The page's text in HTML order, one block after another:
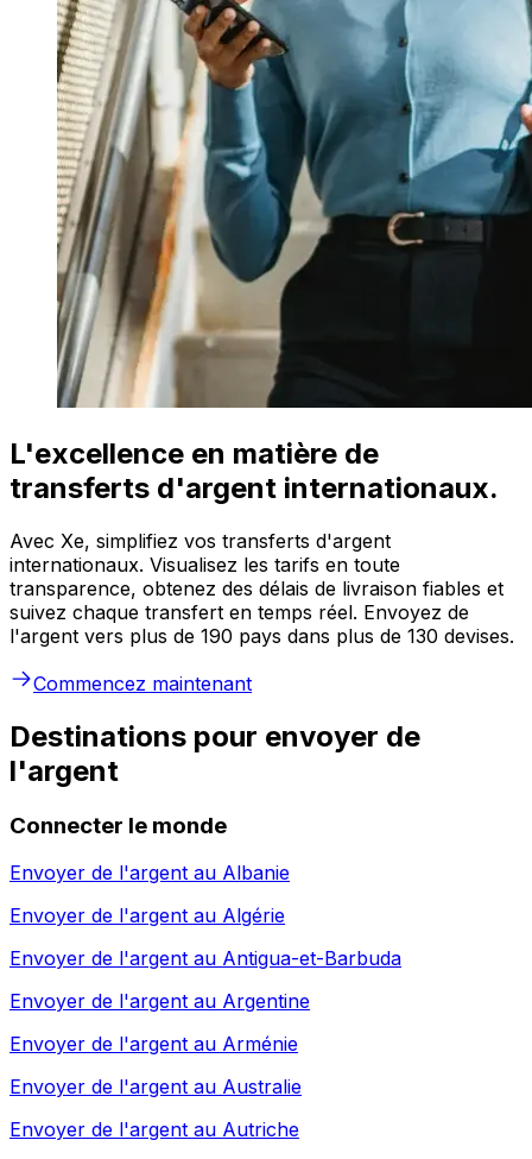
L'excellence en matière de
transferts d'argent internationaux.
Avec Xe, simplifiez vos transferts d'argent
internationaux. Visualisez les tarifs en toute
transparence, obtenez des délais de livraison fiables et
suivez chaque transfert en temps réel. Envoyez de
l'argent vers plus de 190 pays dans plus de 130 devises.
Commencez maintenant
Destinations pour envoyer de
l'argent
Connecter le monde
Envoyer de l'argent au Albanie
Envoyer de l'argent au Algérie
Envoyer de l'argent au Antigua-et-Barbuda
Envoyer de l'argent au Argentine
Envoyer de l'argent au Arménie
Envoyer de l'argent au Australie
Envoyer de l'argent au Autriche